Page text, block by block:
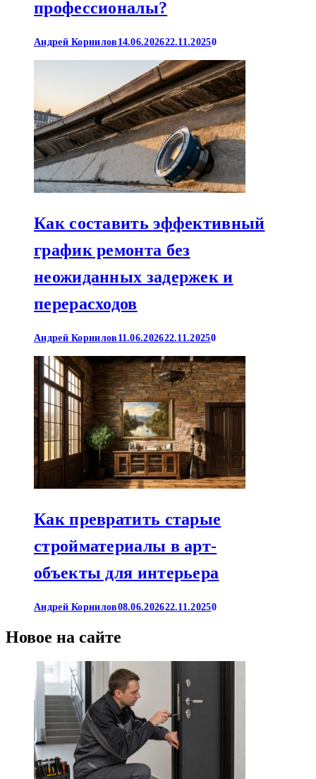
профессионалы?
Андрей Корнилов 14.06.202622.11.20250
Как составить эффективный
график ремонта без
неожиданных задержек и
перерасходов
Андрей Корнилов 11.06.202622.11.20250
Как превратить старые
стройматериалы в арт-
объекты для интерьера
Андрей Корнилов08.06.202622.11.20250
Новое на сайте